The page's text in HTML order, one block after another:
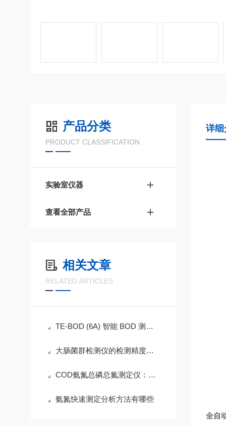
产品分类
PRODUCT CLASSIFICATION
实验室仪器
查看全部产品
相关文章
RELATED ARTICLES
TE-BOD (6A) 智能 BOD 测定仪 水质生化分析专业设备
大肠菌群检测仪的检测精度与环境适应性研究
COD氨氮总磷总氮测定仪：水质监测的多面手
氨氮快速测定分析方法有哪些
详细
全自